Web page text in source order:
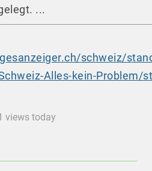
...
schweiz/
Alles-kein-Problem/
views today